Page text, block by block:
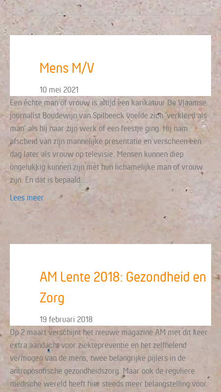
Mens M/V
10 mei 2021
Een échte man of vrouw is altijd een karikatuur De Vlaamse
journalist Boudewijn van Spilbeeck voelde zich ‘verkleed als
man’ als hij naar zijn werk of een feestje ging. Hij nam
afscheid van zijn mannelijke presentatie en verscheen een
dag later als vrouw op televisie. Mensen kunnen diep
ongelukkig kunnen zijn met hun lichamelijke man of vrouw
zijn. En dat is bepaald…
Lees meer
AM Lente 2018: Gezondheid en
Zorg
19 februari 2018
Op 2 maart verschijnt het nieuwe magazine AM met dit keer
extra aandacht voor ziektepreventie en het zelfhelend
vermogen van de mens, twee belangrijke pijlers in de
antroposofische gezondheidszorg. Maar ook de reguliere
medische wereld heeft hier steeds meer belangstelling voor.